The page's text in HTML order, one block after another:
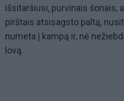
išsitaršiusi, purvinais šonais,
pirštais atsisagsto paltą,
numeta į kampą ir, nė
lovą.